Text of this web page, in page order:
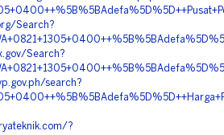
Search?
Search?
search?
?